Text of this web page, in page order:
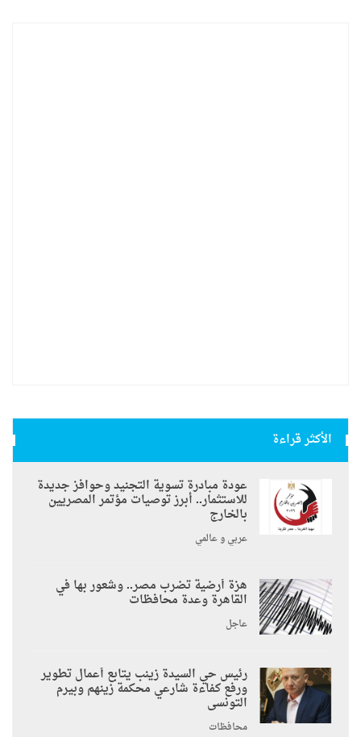
الأكثر قراءة
عودة مبادرة تسوية التجنيد وحوافز جديدة
للاستثمار.. أبرز توصيات مؤتمر المصريين
بالخارج
عربي و عالمي
هزة أرضية تضرب مصر.. وشعور بها في
القاهرة وعدة محافظات
عاجل
رئيس حي السيدة زينب يتابع أعمال تطوير
ورفع كفاءة شارعي محكمة زينهم وبيرم
التونسى
محافظات